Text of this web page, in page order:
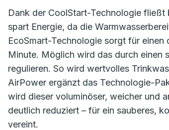
Dank der CoolStart-Technologie fließt
spart Energie, da die
EcoSmart-Technologie sorgt für
Minute. Möglich wird das durch einen
regulieren. So wird wertvolles
AirPower ergänzt das Technologie-
wird dieser voluminöser, weicher und
deutlich reduziert – für ein sauberes,
vereint.